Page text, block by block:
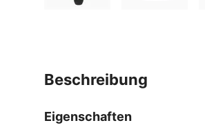
beschreibung
Eigenschaften